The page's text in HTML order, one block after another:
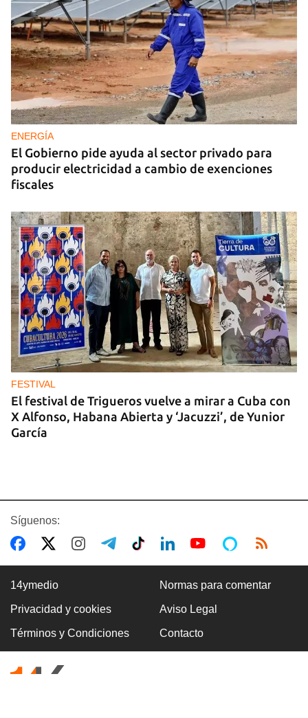
ENERGÍA
El Gobierno pide ayuda al sector privado para
producir electricidad a cambio de exenciones
fiscales
FESTIVAL
El festival de Trigueros vuelve a mirar a Cuba con
X Alfonso, Habana Abierta y ‘Jacuzzi’, de Yunior
García
LIBROS DEL MES
Julio pone a Lezama, Gloria Rolando y el
totalitarismo cubano en las librerías
Síguenos:
14ymedio Normas para comentar
Privacidad y cookies Aviso Legal
Términos y Condiciones Contacto